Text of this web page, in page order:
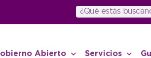
Abierto Servicios